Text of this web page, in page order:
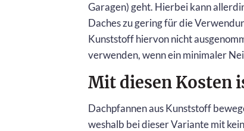
Garagen) geht. Hierbei kann
Daches zu gering für die
Kunststoff hiervon nicht
verwenden, wenn ein minimaler
Mit diesen Kosten
Dachpfannen aus Kunststoff
weshalb bei dieser Variante mit